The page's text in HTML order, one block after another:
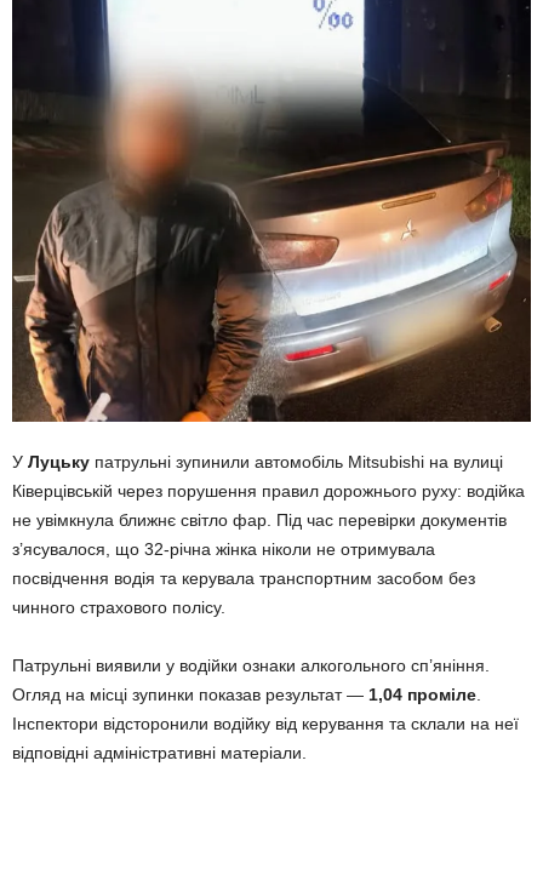
У Луцьку патрульні зупинили автомобіль Mitsubishi на вулиці
Ківерцівській через порушення правил дорожнього руху: водійка
не увімкнула ближнє світло фар. Під час перевірки документів
з’ясувалося, що 32-річна жінка ніколи не отримувала
посвідчення водія та керувала транспортним засобом без
чинного страхового полісу.
Патрульні виявили у водійки ознаки алкогольного сп’яніння.
Огляд на місці зупинки показав результат — 1,04 проміле
Інспектори відсторонили водійку від керування та склали на неї
відповідні адміністративні матеріали.